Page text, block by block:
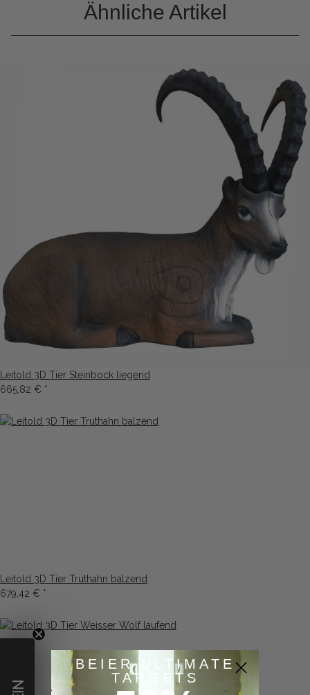
Ähnliche Artikel
Leitold 3D Tier Steinbock liegend
665,82 € *
Leitold 3D Tier Truthahn balzend
679,42 € *
BEIER ULTIMATE
TARGETS